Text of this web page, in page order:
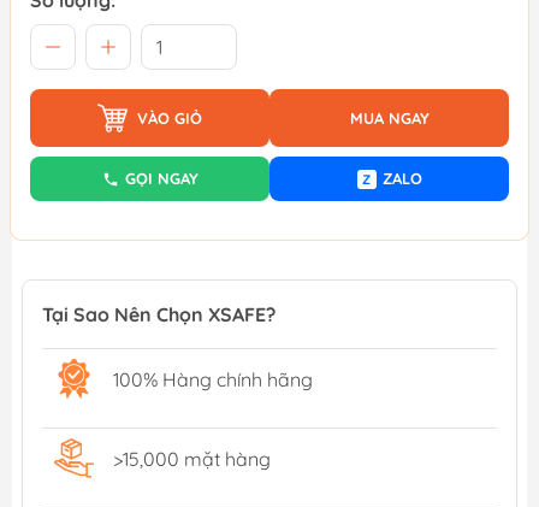
VÀO GIỎ MUA NGAY
GỌI NGAY Z ZALO
Tại Sao Nên Chọn XSAFE?
100% Hàng chính hãng
>15,000 mặt hàng